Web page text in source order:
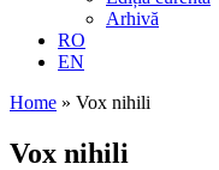
Arhivă
RO
EN
Home » Vox nihili
Vox nihili